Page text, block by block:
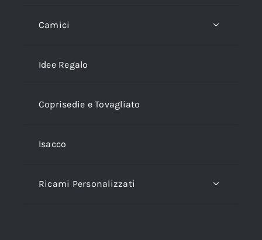
Camici
Idee Regalo
Coprisedie e Tovagliato
Isacco
Ricami Personalizzati